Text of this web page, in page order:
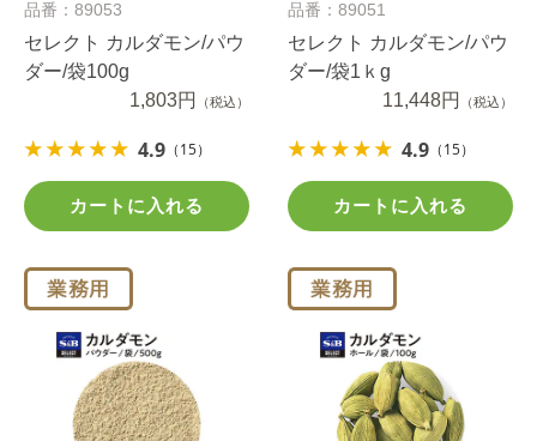
品番：89053
セレクト カルダモン/パウ
ダー/袋100g
1,803円
（税込）
4.9 （15）
カートに入れる
品番：89051
セレクト カルダモン/パウ
ダー/袋1ｋg
11,448円
（税込）
4.9 （15）
カートに入れる